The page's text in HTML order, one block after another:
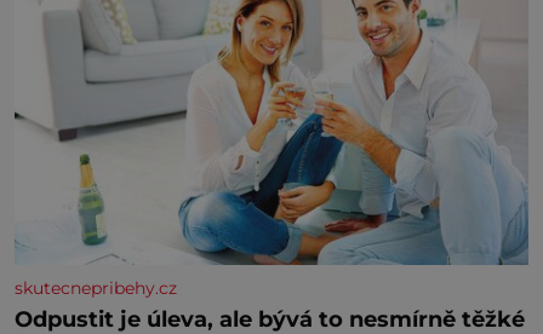
skutecnepribehy.cz
Odpustit je úleva, ale bývá to nesmírně těžké